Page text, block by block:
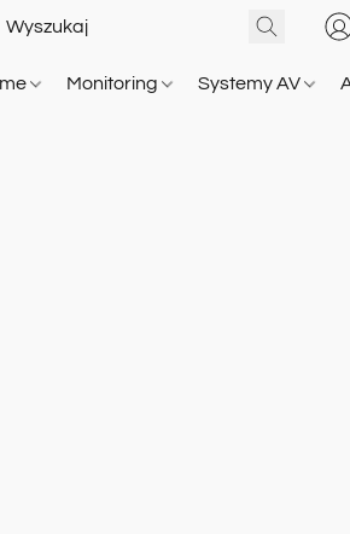
Monitoring Systemy AV